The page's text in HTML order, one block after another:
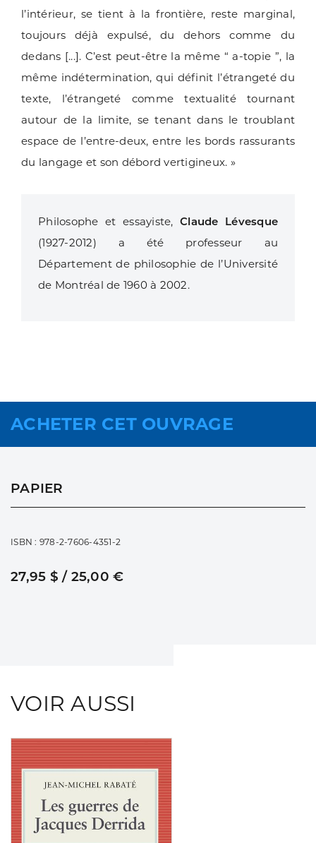
l’intérieur, se tient à la frontière, reste marginal,
toujours déjà expulsé, du dehors comme du
dedans [...]. C’est peut-être la même “ a-topie ”, la
même indétermination, qui définit l’étrangeté du
texte, l’étrangeté comme textualité tournant
autour de la limite, se tenant dans le troublant
espace de l’entre-deux, entre les bords rassurants
du langage et son débord vertigineux. »
Philosophe et essayiste, Claude Lévesque
(1927-2012) a été professeur au
Département de philosophie de l’Université
de Montréal de 1960 à 2002.
ACHETER CET OUVRAGE
PAPIER
ISBN : 978-2-7606-4351-2
27,95 $ / 25,00 €
VOIR AUSSI